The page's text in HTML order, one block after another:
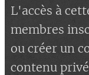
L'accès à
membres
ou créer un
contenu